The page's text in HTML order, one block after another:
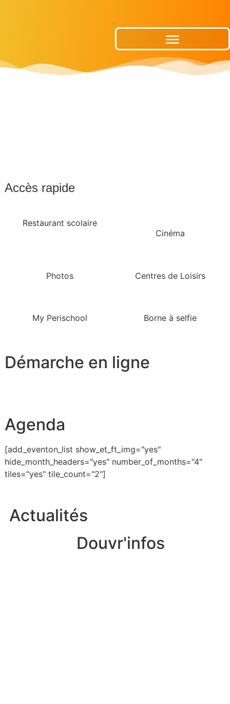
Accès rapide
Restaurant scolaire
Cinéma
Photos Centres de Loisirs
My Perischool Borne à selfie
Démarche en ligne
Agenda
[add_eventon_list show_et_ft_img="yes"
hide_month_headers="yes" number_of_months="4"
tiles="yes" tile_count="2"]
Actualités
Douvr'infos